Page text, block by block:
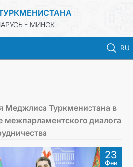
- МИНСК
RU
УСЛУГИ
Меджлиса Туркменистана в
межпарламентского диалога
23
Фев